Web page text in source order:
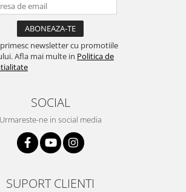
newsletter cu promotiile
Afla mai multe in Politica de
SOCIAL
Urmareste-ne in social media
SUPORT CLIENTI